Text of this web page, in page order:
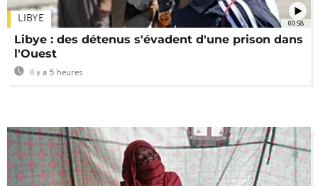
00:58
LIBYE
Libye : des détenus s'évadent d'une prison dans
l'Ouest
Il y a 5 heures